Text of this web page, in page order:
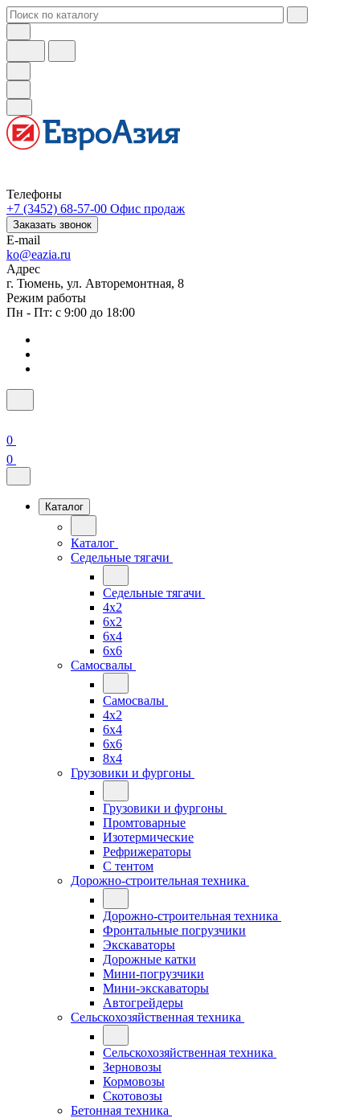
Телефоны
+7 (3452) 68-57-00 Офис продаж
Заказать звонок
E-mail
ko@eazia.ru
Адрес
г. Тюмень, ул. Авторемонтная, 8
Режим работы
Пн - Пт: с 9:00 до 18:00
0
0
Каталог
Каталог
Седельные тягачи
Седельные тягачи
4x2
6x2
6x4
6x6
Самосвалы
Самосвалы
4x2
6x4
6x6
8x4
Грузовики и фургоны
Грузовики и фургоны
Промтоварные
Изотермические
Рефрижераторы
С тентом
Дорожно-строительная техника
Дорожно-строительная техника
Фронтальные погрузчики
Экскаваторы
Дорожные катки
Мини-погрузчики
Мини-экскаваторы
Автогрейдеры
Сельскохозяйственная техника
Сельскохозяйственная техника
Зерновозы
Кормовозы
Скотовозы
Бетонная техника